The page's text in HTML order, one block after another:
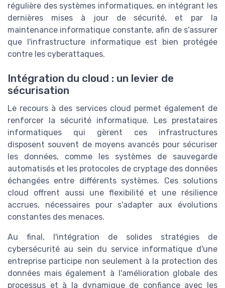
régulière des systèmes informatiques, en intégrant les
dernières mises à jour de sécurité, et par la
maintenance informatique constante, afin de s'assurer
que l'infrastructure informatique est bien protégée
contre les cyberattaques.
Intégration du cloud : un levier de
sécurisation
Le recours à des services cloud permet également de
renforcer la sécurité informatique. Les prestataires
informatiques qui gèrent ces infrastructures
disposent souvent de moyens avancés pour sécuriser
les données, comme les systèmes de sauvegarde
automatisés et les protocoles de cryptage des données
échangées entre différents systèmes. Ces solutions
cloud offrent aussi une flexibilité et une résilience
accrues, nécessaires pour s'adapter aux évolutions
constantes des menaces.
Au final, l'intégration de solides stratégies de
cybersécurité au sein du service informatique d'une
entreprise participe non seulement à la protection des
données mais également à l'amélioration globale des
processus et à la dynamique de confiance avec les